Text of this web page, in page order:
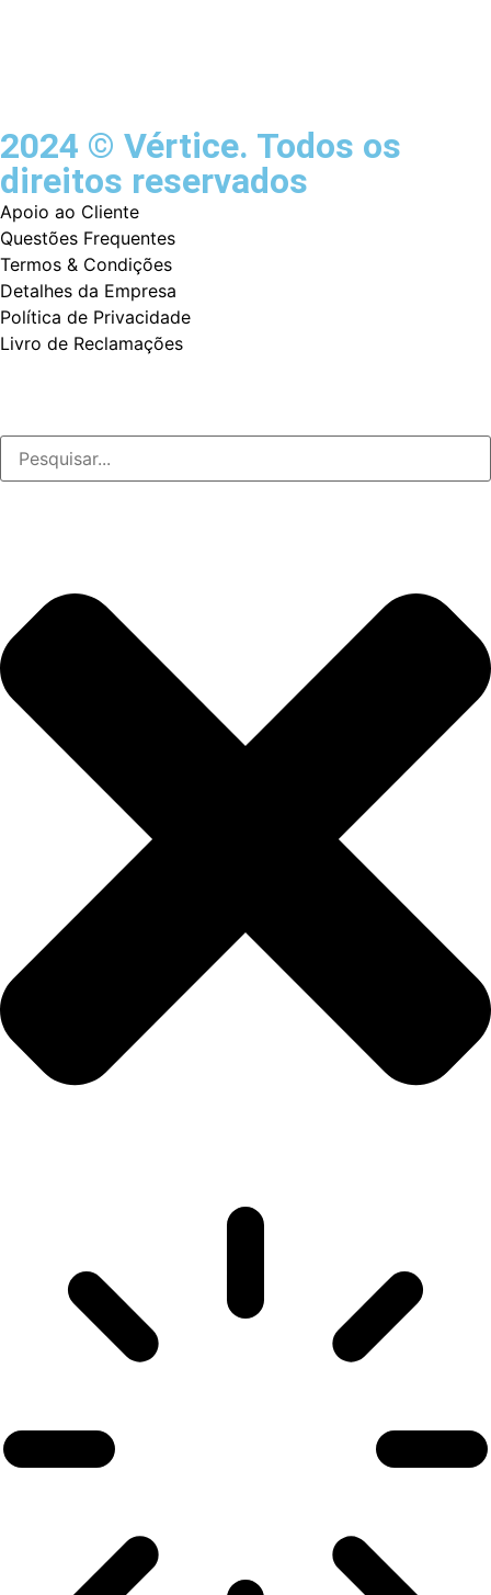
2024 © Vértice. Todos os
direitos reservados
Apoio ao Cliente
Questões Frequentes
Termos & Condições
Detalhes da Empresa
Política de Privacidade
Livro de Reclamações